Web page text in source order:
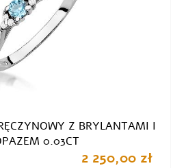
Z BRYLANTAMI I
0.03CT
2 250,00 zł